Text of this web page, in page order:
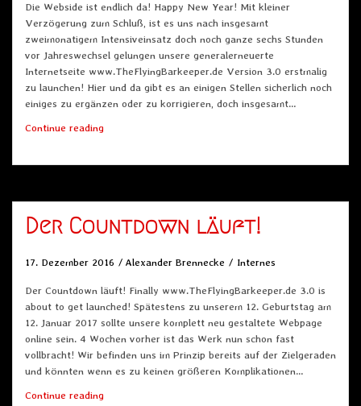
Die Webside ist endlich da! Happy New Year! Mit kleiner
Verzögerung zum Schluß, ist es uns nach insgesamt
zweimonatigem Intensiveinsatz doch noch ganze sechs Stunden
vor Jahreswechsel gelungen unsere generalerneuerte
Internetseite www.TheFlyingBarkeeper.de Version 3.0 erstmalig
zu launchen! Hier und da gibt es an einigen Stellen sicherlich noch
einiges zu ergänzen oder zu korrigieren, doch insgesamt…
Continue reading
Der Countdown läuft!
17. Dezember 2016 Alexander Brennecke Internes
Der Countdown läuft! Finally www.TheFlyingBarkeeper.de 3.0 is
about to get launched! Spätestens zu unserem 12. Geburtstag am
12. Januar 2017 sollte unsere komplett neu gestaltete Webpage
online sein. 4 Wochen vorher ist das Werk nun schon fast
vollbracht! Wir befinden uns im Prinzip bereits auf der Zielgeraden
und könnten wenn es zu keinen größeren Komplikationen…
Continue reading